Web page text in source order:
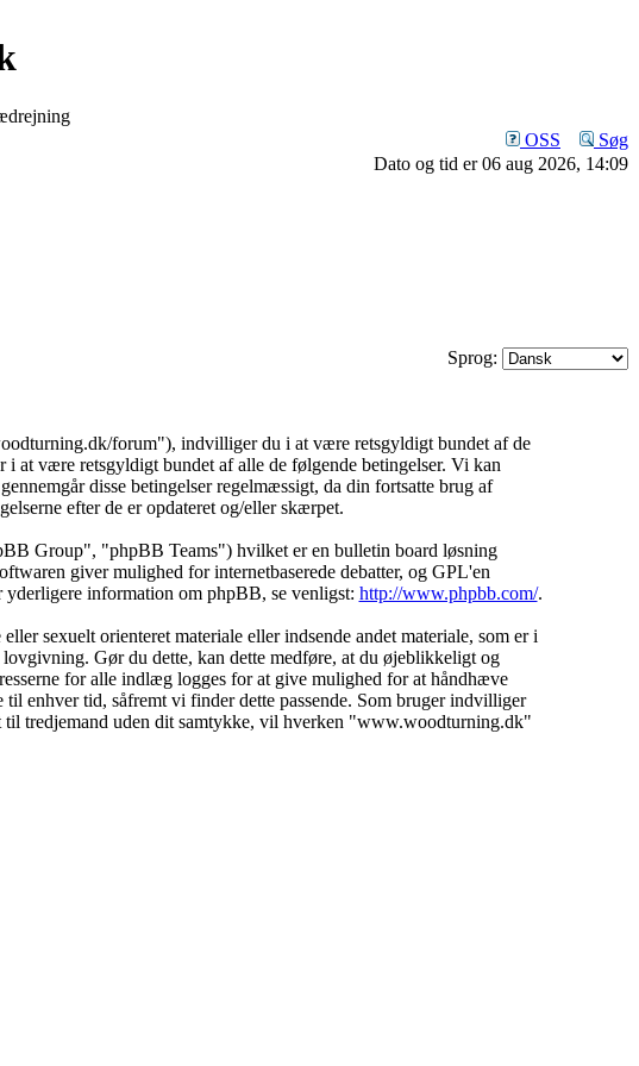
OSS
Søg
Dato og tid er 06 aug 2026, 14:09
Sprog:
forum"), indvilliger du i at være retsgyldigt bundet af de
være retsgyldigt bundet af alle de følgende betingelser. Vi kan
disse betingelser regelmæssigt, da din fortsatte brug af
efter de er opdateret og/eller skærpet.
Group", "phpBB Teams") hvilket er en bulletin board løsning
giver mulighed for internetbaserede debatter, og GPL'en
information om phpBB, se venligst: http://www.phpbb.com/.
sexuelt orienteret materiale eller indsende andet materiale, som er i
Gør du dette, kan dette medføre, at du øjeblikkeligt og
for alle indlæg logges for at give mulighed for at håndhæve
enhver tid, såfremt vi finder dette passende. Som bruger indvilliger
tredjemand uden dit samtykke, vil hverken "www.woodturning.dk"